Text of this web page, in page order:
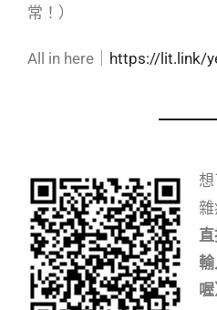
常！）
All in here｜ https://lit.link/
輸